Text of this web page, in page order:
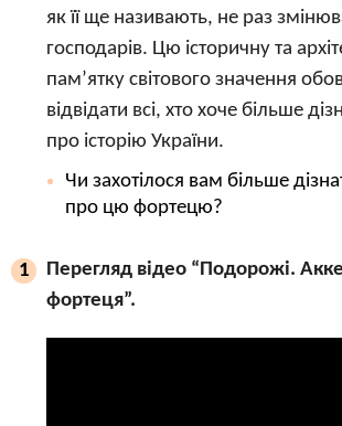
як її ще називають, не раз
господарів. Цю історичну та
пам’ятку світового значення
відвідати всі, хто хоче більше
про історію України.
Чи захотілося вам більше
про цю фортецю?
1
Перегляд відео “Подорожі.
фортеця”.